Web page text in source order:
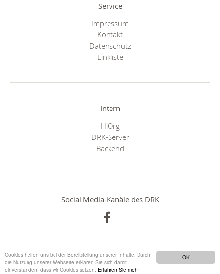
OK
Cookies helfen uns bei der Bereitstellung unserer Inhalte. Durch
die Nutzung unserer Webseite erklären Sie sich damit
einverstanden, dass wir Cookies setzen. Erfahren Sie mehr
Service
Impressum
Kontakt
Datenschutz
Linkliste
Intern
HiOrg
DRK-Server
Backend
Social Media-Kanäle des DRK